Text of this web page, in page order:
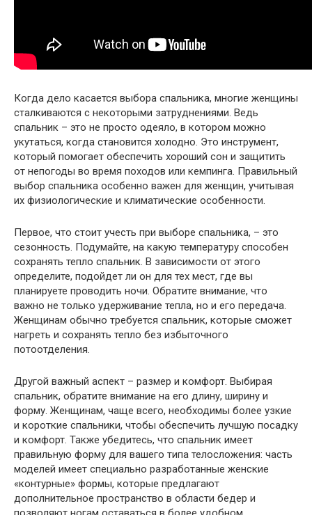
Когда дело касается выбора спальника, многие женщины
сталкиваются с некоторыми затруднениями. Ведь
спальник – это не просто одеяло, в котором можно
укутаться, когда становится холодно. Это инструмент,
который помогает обеспечить хороший сон и защитить
от непогоды во время походов или кемпинга. Правильный
выбор спальника особенно важен для женщин, учитывая
их физиологические и климатические особенности.
Первое, что стоит учесть при выборе спальника, – это
сезонность. Подумайте, на какую температуру способен
сохранять тепло спальник. В зависимости от этого
определите, подойдет ли он для тех мест, где вы
планируете проводить ночи. Обратите внимание, что
важно не только удерживание тепла, но и его передача.
Женщинам обычно требуется спальник, которые сможет
нагреть и сохранять тепло без избыточного
потоотделения.
Другой важный аспект – размер и комфорт. Выбирая
спальник, обратите внимание на его длину, ширину и
форму. Женщинам, чаще всего, необходимы более узкие
и короткие спальники, чтобы обеспечить лучшую посадку
и комфорт. Также убедитесь, что спальник имеет
правильную форму для вашего типа телосложения: часть
моделей имеет специально разработанные женские
«контурные» формы, которые предлагают
дополнительное пространство в области бедер и